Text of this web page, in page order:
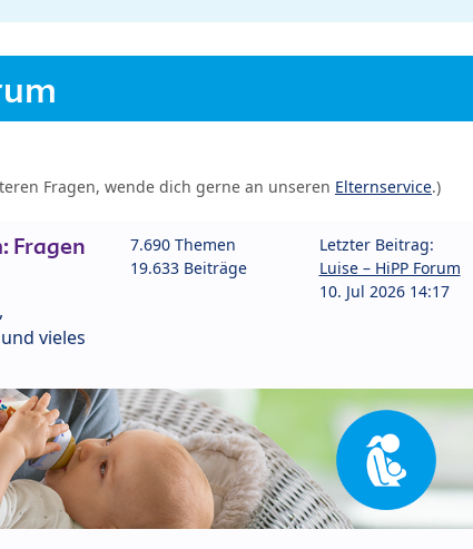
Fragen, wende dich gerne an unseren Elternservice.)
Fragen
vieles
7.690 Themen
19.633 Beiträge
Letzter Beitrag:
Luise – HiPP Forum
10. Jul 2026 14:17